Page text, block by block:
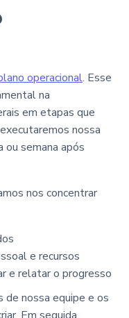
operacional. Esse
na
em etapas que
nossa
ou semana após
nos concentrar
e recursos
e relatar o progresso
de nossa equipe e os